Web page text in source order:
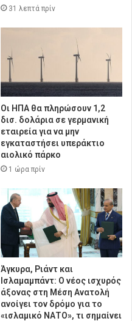
31 λεπτά πρίν
Οι ΗΠΑ θα πληρώσουν 1,2
δισ. δολάρια σε γερμανική
εταιρεία για να μην
εγκαταστήσει υπεράκτιο
αιολικό πάρκο
1 ώρα πρίν
Άγκυρα, Ριάντ και
Ισλαμαμπάντ: Ο νέος ισχυρός
άξονας στη Μέση Ανατολή
ανοίγει τον δρόμο για το
«ισλαμικό ΝΑΤΟ», τι σημαίνει